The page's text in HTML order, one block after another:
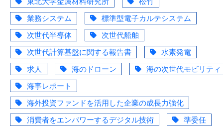
業務システム
標準型電子カルテシステム
次世代半導体
次世代船舶
次世代計算基盤に関する報告書
水素発電
求人
海のドローン
海の次世代モビリティ
海事レポート
海外投資ファンドを活用した企業の成長力強化
消費者をエンパワーするデジタル技術
準委任